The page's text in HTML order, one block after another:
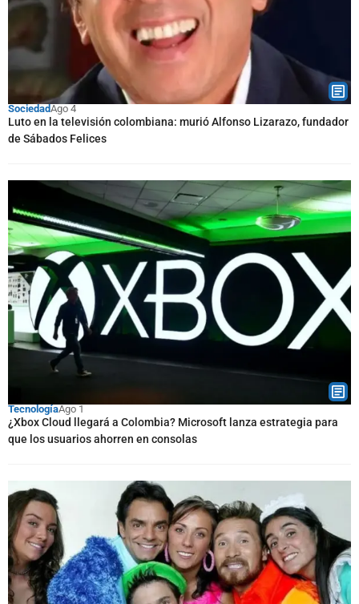
SociedadAgo 4
Luto en la televisión colombiana: murió Alfonso Lizarazo, fundador
de Sábados Felices
TecnologíaAgo 1
¿Xbox Cloud llegará a Colombia? Microsoft lanza estrategia para
que los usuarios ahorren en consolas